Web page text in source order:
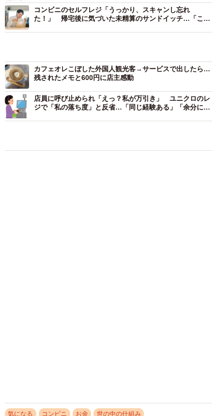
に遅かったので、物価高騰自体は仕方が無いものだと思っ
ています。しかし、給料は物価高騰に追いついていませ
ん。上がっても社会保障費がそれ以上に上がっているので
す。シンプルに何とかして欲しいとは思いますね。
ーー投稿に大きな反響がありました。
ZUNDA：元々ネタを投稿するのが好きで、フォロワーさん
高騰の瞬間を捉えた写真が、Xのユーザーの方々の琴線に触
コンビニのセルフレジ「うっかり、スキャンし忘れ
た！」 帰宅後に気づいた未精算のサンドイッチ…「これ
店員に呼び止められ「えっ？私が万引き」 ユニクロのレ
ジで「私の落ち度」と反省…「同じ経験ある」「余分に計
算されたことも」
意味分からなすぎ…何味なの？ ファミチキの